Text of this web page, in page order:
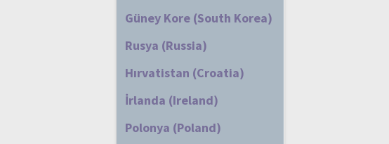
Güney Kore (South Korea)
Rusya (Russia)
Hırvatistan (Croatia)
İrlanda (Ireland)
Polonya (Poland)